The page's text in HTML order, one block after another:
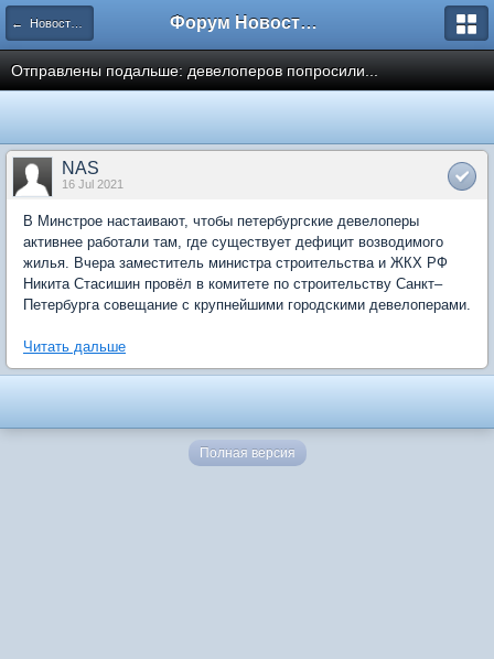
← Новости рынка недвижимости Форум Новостройки
Отправлены подальше: девелоперов попросили...
NAS
16 Jul 2021
В Минстрое настаивают, чтобы петербургские девелоперы
активнее работали там, где существует дефицит возводимого
жилья. Вчера заместитель министра строительства и ЖКХ РФ
Никита Стасишин провёл в комитете по строительству Санкт–
Петербурга совещание с крупнейшими городскими девелоперами.
Читать дальше
Полная версия